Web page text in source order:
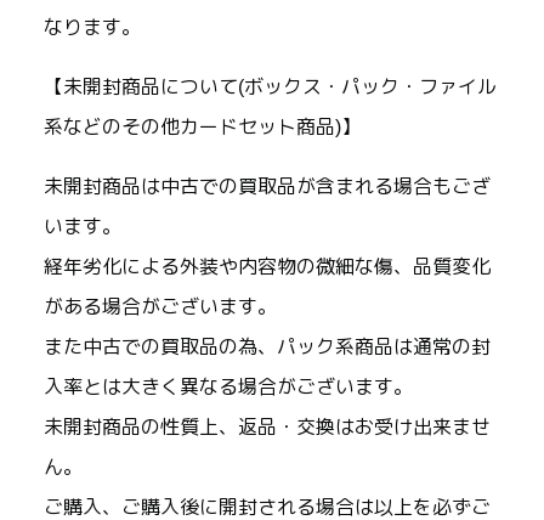
なります。
【未開封商品について(ボックス・パック・ファイル
系などのその他カードセット商品)】
未開封商品は中古での買取品が含まれる場合もござ
います。
経年劣化による外装や内容物の微細な傷、品質変化
がある場合がございます。
また中古での買取品の為、パック系商品は通常の封
入率とは大きく異なる場合がございます。
未開封商品の性質上、返品・交換はお受け出来ませ
ん。
ご購入、ご購入後に開封される場合は以上を必ずご